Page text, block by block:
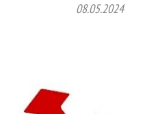
08.05.2024